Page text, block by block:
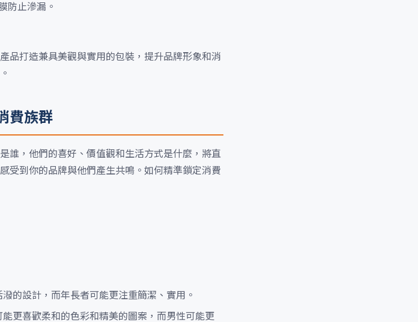
防止滲漏。
品打造兼具美觀與實用的包裝，提升品牌形象和消
費族群
誰，他們的喜好、價值觀和生活方式是什麼，將直
受到你的品牌與他們產生共鳴。如何精準鎖定消費
的設計，而年長者可能更注重簡潔、實用。
更喜歡柔和的色彩和精美的圖案，而男性可能更